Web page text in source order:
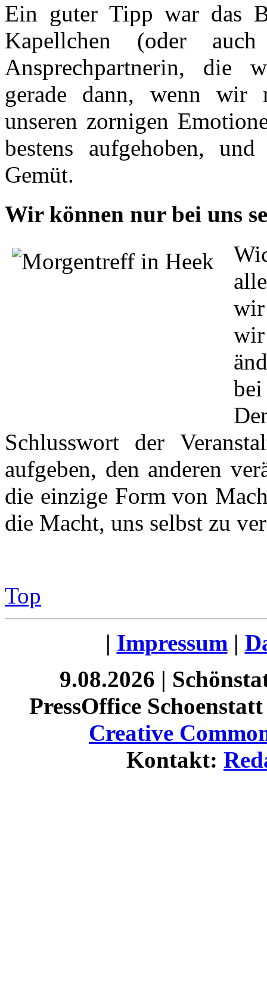
Ein guter Tipp war das
Kapellchen (oder
Ansprechpartnerin, die
gerade dann, wenn
unseren zornigen
bestens aufgehoben,
Gemüt.
Wir können nur bei uns
Schlusswort der
aufgeben, den anderen
die einzige Form von
die Macht, uns selbst zu
Top
| Impressum|
9.08.2026 |
PressOffice
Creative
Kontakt: